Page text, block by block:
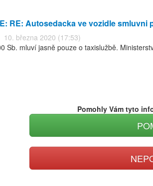
RE: Autosedacka ve vozidle smluvni
10. března 2020 (17:53)
Sb. mluví jasně pouze o taxislužbě.
Pomohly Vám tyto